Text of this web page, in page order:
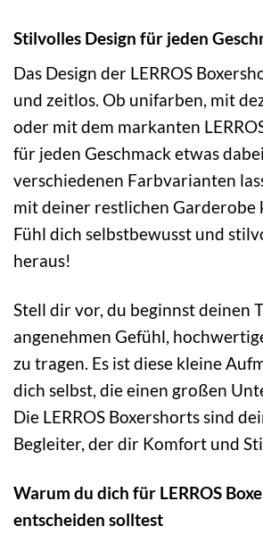
Stilvolles Design für jeden
Das Design der LERROS
und zeitlos. Ob unifarben, mit
oder mit dem markanten
für jeden Geschmack etwas
verschiedenen Farbvarianten
mit deiner restlichen Garderobe
Fühl dich selbstbewusst und
heraus!
Stell dir vor, du beginnst deinen
angenehmen Gefühl,
zu tragen. Es ist diese kleine
dich selbst, die einen großen
Die LERROS Boxershorts sind
Begleiter, der dir Komfort und
Warum du dich für LERROS
entscheiden solltest